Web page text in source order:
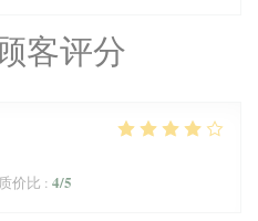
客评分
质价比 : 4/5